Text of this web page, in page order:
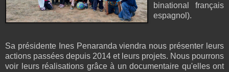
binational français
espagnol).
Sa présidente Ines Penaranda viendra nous présenter leurs
actions passées depuis 2014 et leurs projets. Nous pourrons
voir leurs réalisations grâce à un documentaire qu'elles ont